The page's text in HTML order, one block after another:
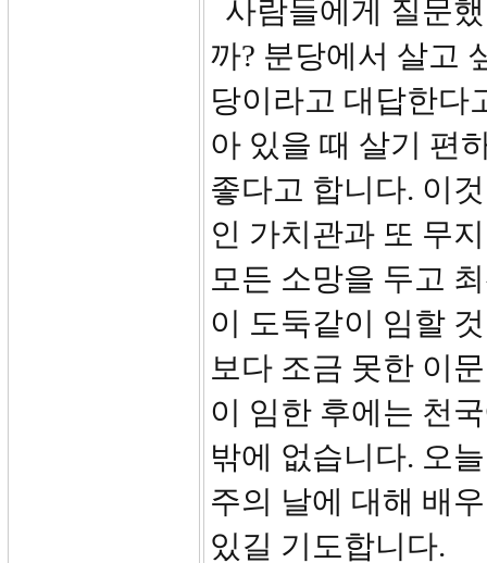
사람들에게 질문
까? 분당에서 살고
당이라고 대답한다
아 있을 때 살기 편
좋다고 합니다. 이
인 가치관과 또 무
모든 소망을 두고
이 도둑같이 임할
보다 조금 못한 이
이 임한 후에는 천
밖에 없습니다. 오
주의 날에 대해 배
있길 기도합니다.